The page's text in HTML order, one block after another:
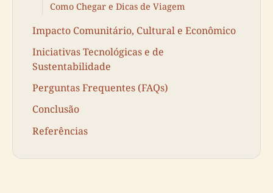
Como Chegar e Dicas de Viagem
Impacto Comunitário, Cultural e Econômico
Iniciativas Tecnológicas e de
Sustentabilidade
Perguntas Frequentes (FAQs)
Conclusão
Referências